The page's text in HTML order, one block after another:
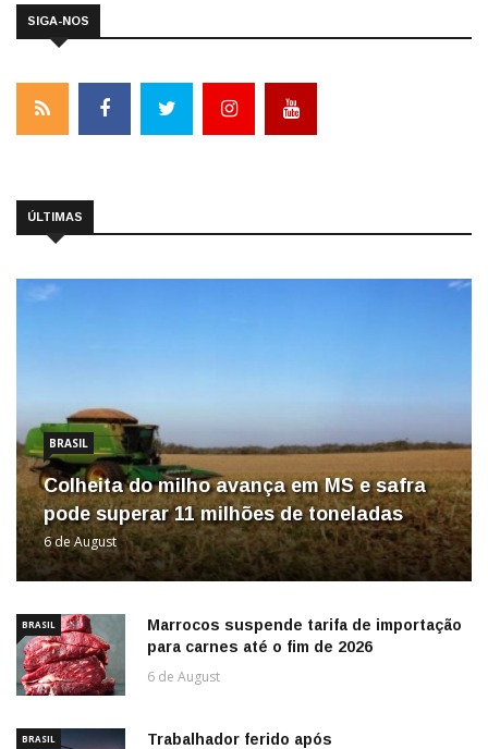
SIGA-NOS
ÚLTIMAS
BRASIL
Colheita do milho avança em MS e safra
pode superar 11 milhões de toneladas
6 de August
BRASIL
Marrocos suspende tarifa de importação
para carnes até o fim de 2026
6 de August
BRASIL
Trabalhador ferido após